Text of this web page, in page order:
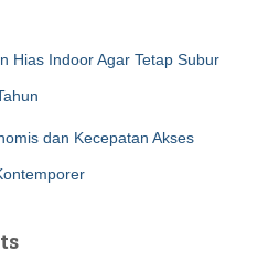
Hias Indoor Agar Tetap Subur
dan Kecepatan Akses